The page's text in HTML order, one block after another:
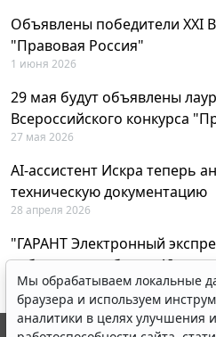
Объявлены победители XXI
"Правовая Россия"
1 июня 2026
29 мая будут объявлены
Всероссийского конкурса
27 мая 2026
AI-ассистент Искра теперь
техническую документацию
28 апреля 2026
"ГАРАНТ Электронный
вебинар по работе с AI-
23 апреля 2026
Мы обрабатываем локальные
браузера и используем
аналитики в целях улучшения